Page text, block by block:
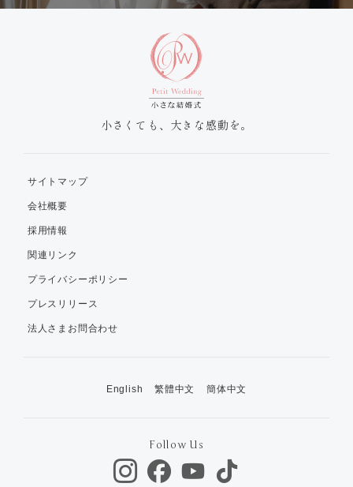
小さくても、大きな感動を。
サイトマップ
会社概要
採用情報
関連リンク
プライバシーポリシー
プレスリリース
法人さまお問合わせ
English 繁體中文 簡体中文
Follow Us